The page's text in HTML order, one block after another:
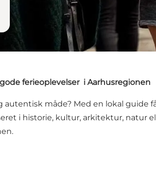
ferieoplevelser i Aarhusregionen
måde? Med en lokal guide
i historie, kultur, arkitektur, natur